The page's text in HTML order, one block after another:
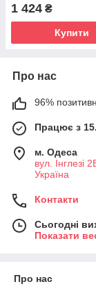
Reedle Shot 100
1 424 ₴
Купити
Про нас
96%
Працює з
м. Одеса
вул. Інглезі
Україна
Контакти
Сьогодні
Показати
Про нас